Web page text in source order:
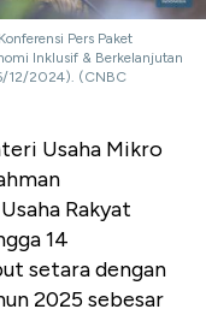
Pers Paket
Inklusif & Berkelanjutan
12/2024). (CNBC
Usaha Mikro
Rakyat
14
setara dengan
2025 sebesar